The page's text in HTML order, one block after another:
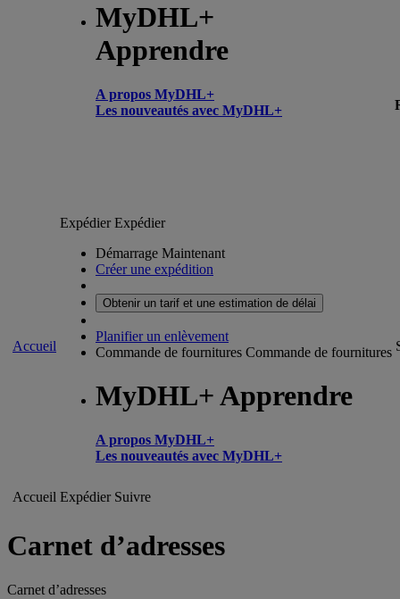
MyDHL+
Apprendre
A propos MyDHL+
Les nouveautés avec MyDHL+
Accueil
ExpédierExpédier
Démarrage Maintenant
Créer une expédition
Obtenir un tarif et une estimation de délai
Planifier un enlèvement
Commande de fournitures Commande de fournitures
MyDHL+ Apprendre
A propos MyDHL+
Les nouveautés avec MyDHL+
Accueil Expédier Suivre
Carnet d’adresses
Carnet d’adresses